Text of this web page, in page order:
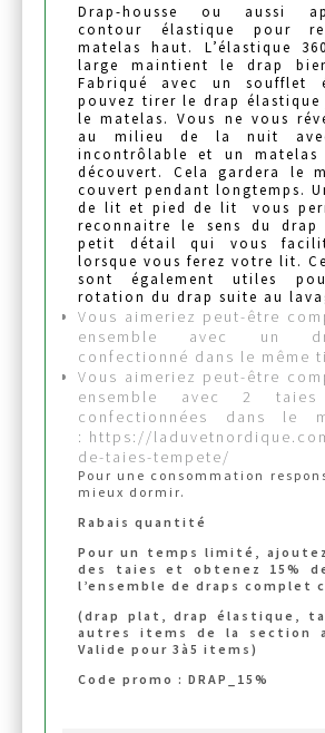
Drap-housse ou aussi
contour élastique pour
matelas haut. L’élastique
large maintient le drap
Fabriqué avec un soufflet
pouvez tirer le drap élastique
le matelas. Vous ne vous
au milieu de la nuit
incontrôlable et un matelas
découvert. Cela gardera le
couvert pendant longtemps.
de lit et pied de lit vous
reconnaitre le sens du drap
petit détail qui vous
lorsque vous ferez votre lit.
sont également utiles
rotation du drap suite au
Vous aimeriez peut-être
ensemble avec un
confectionné dans le même
Vous aimeriez peut-être
ensemble avec 2 taies
confectionnées dans le
: https://
de-taies-tempete/
Pour une consommation
mieux dormir.
Rabais quantité
Pour un temps limité,
des taies et obtenez 15%
l’ensemble de draps complet
(drap plat, drap élastique,
autres items de la section
Valide pour 3à5 items)
Code promo : DRAP_15%
Inscrivez-vous à
infolettre et